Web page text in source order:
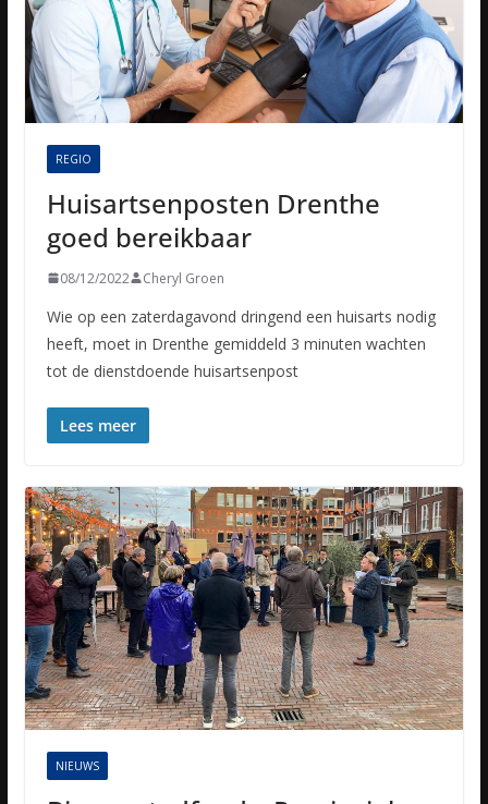
REGIO
Huisartsenposten Drenthe
goed bereikbaar
08/12/2022 Cheryl Groen
Wie op een zaterdagavond dringend een huisarts nodig
heeft, moet in Drenthe gemiddeld 3 minuten wachten
tot de dienstdoende huisartsenpost
Lees meer
NIEUWS